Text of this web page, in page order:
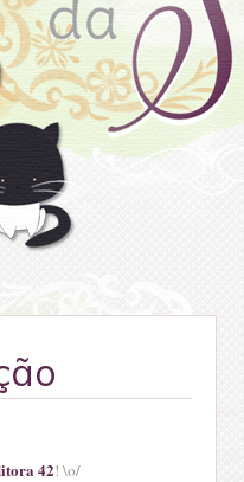
42! \o/